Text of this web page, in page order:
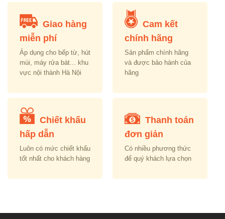
Giao hàng
miễn phí
Áp dụng cho bếp từ, hút
mùi, máy rửa bát... khu
vực nội thành Hà Nội
Cam kết
chính hãng
Sản phẩm chính hãng
và được bảo hành của
hãng
Chiết khấu
hấp dẫn
Luôn có mức chiết khấu
tốt nhất cho khách hàng
Thanh toán
đơn giản
Có nhiều phương thức
để quý khách lựa chọn